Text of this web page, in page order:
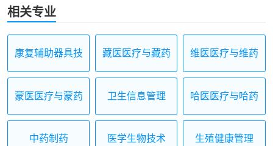
相关专业
康复辅助器具技
藏医医疗与藏药 维医医疗与维药
蒙医医疗与蒙药 卫生信息管理 哈医医疗与哈药
中药制药 医学生物技术 生殖健康管理